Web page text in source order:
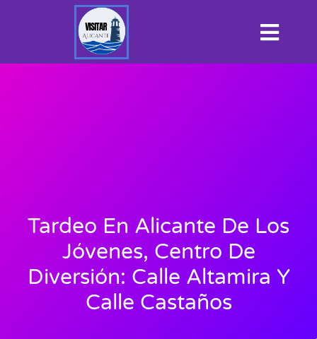
Tardeo En Alicante De Los
Jóvenes, Centro De
Diversión: Calle Altamira Y
Calle Castaños